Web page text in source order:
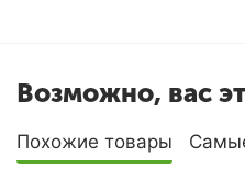
Возможно, вас
Похожие товары